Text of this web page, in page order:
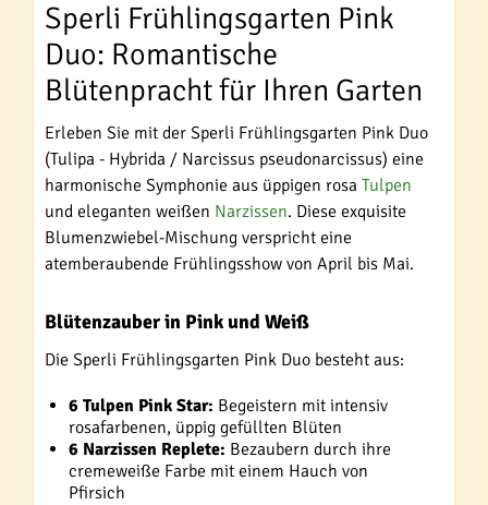
Sperli Frühlingsgarten Pink
Duo: Romantische
Blütenpracht für Ihren Garten
Erleben Sie mit der Sperli Frühlingsgarten Pink Duo
(Tulipa - Hybrida / Narcissus pseudonarcissus) eine
harmonische Symphonie aus üppigen rosa Tulpen
und eleganten weißen Narzissen. Diese exquisite
Blumenzwiebel-Mischung verspricht eine
atemberaubende Frühlingsshow von April bis Mai.
Blütenzauber in Pink und Weiß
Die Sperli Frühlingsgarten Pink Duo besteht aus:
6 Tulpen Pink Star: Begeistern mit intensiv
rosafarbenen, üppig gefüllten Blüten
6 Narzissen Replete: Bezaubern durch ihre
cremeweiße Farbe mit einem Hauch von
Pfirsich